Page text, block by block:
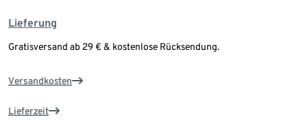
Lieferung
Gratisversand ab 29 € & kostenlose Rücksendung.
Versandkosten
Lieferzeit